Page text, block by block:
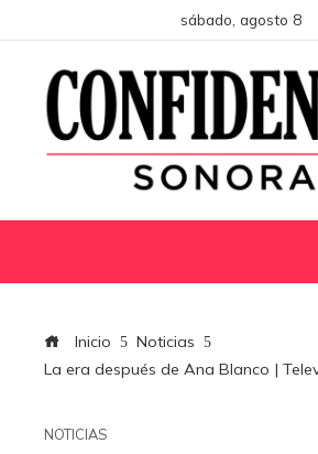
sábado, agosto 8
Inicio
Noticias
La era después de Ana Blanco |
NOTICIAS